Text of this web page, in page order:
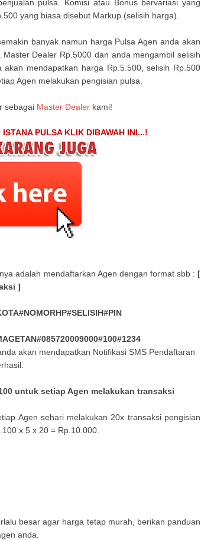
pulsa. Komisi atau Bonus bervariasi yang
yang biasa disebut Markup (selisih harga).
banyak namun harga Pulsa Agen anda akan
Dealer Rp.5000 dan anda mengambil selisih
mendapatkan harga Rp.5.500, selisih Rp.500
Agen melakukan pengisian pulsa.
sebagai Master Dealer kami!
PULSA KLIK DIBAWAH INI...!
adalah mendaftarkan Agen dengan format sbb : [
]
akan mendapatkan Notifikasi SMS Pendaftaran
untuk setiap Agen melakukan transaksi
Agen sehari melakukan 20x transaksi pengisian
x 5 x 20 = Rp.10.000.
besar agar harga tetap murah, berikan panduan
anda.